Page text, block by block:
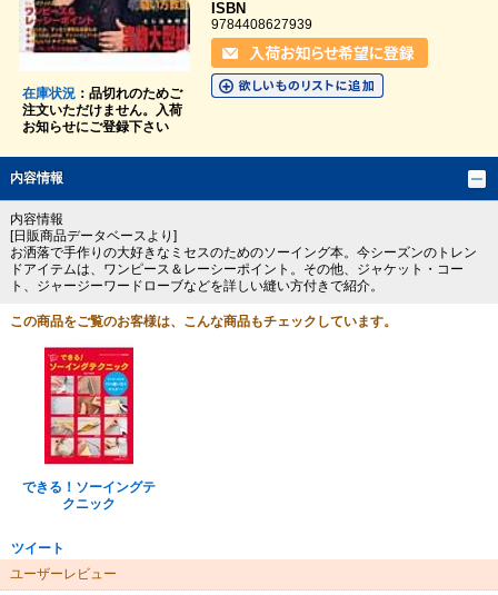
在庫状況：品切れのためご
注文いただけません。入荷
お知らせにご登録下さい
ISBN
9784408627939
内容情報
内容情報
[日販商品データベースより]
お洒落で手作りの大好きなミセスのためのソーイング本。今シーズンのトレン
ドアイテムは、ワンピース＆レーシーポイント。その他、ジャケット・コー
ト、ジャージーワードローブなどを詳しい縫い方付きで紹介。
この商品をご覧のお客様は、こんな商品もチェックしています。
できる！ソーイングテ
クニック
ツイート
ユーザーレビュー